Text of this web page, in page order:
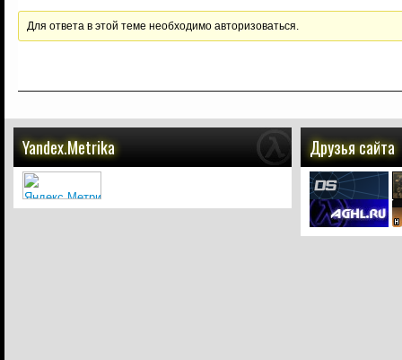
Для ответа в этой теме необходимо авторизоваться.
Yandex.Metrika Друзья сайта